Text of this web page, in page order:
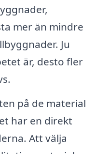
mer än mindre
Ju
är, desto fler
på de material
har en direkt
Att välja